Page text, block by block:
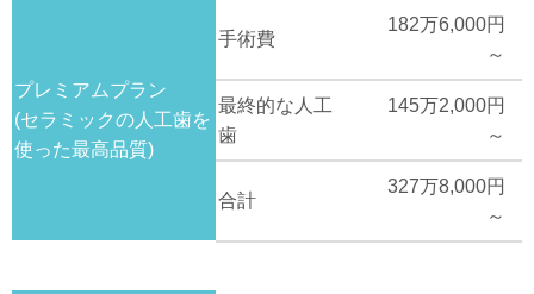
プレミアムプラン
(セラミックの人工歯を
使った最高品質)
手術費
182万6,000円
～
最終的な人工
歯
145万2,000円
～
合計
327万8,000円
～